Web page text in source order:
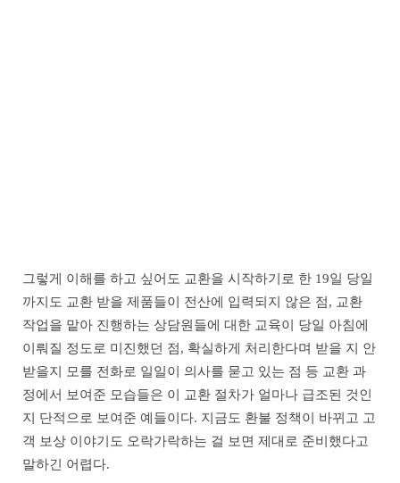
그렇게 이해를 하고 싶어도 교환을 시작하기로 한 19일 당일
까지도 교환 받을 제품들이 전산에 입력되지 않은 점, 교환
작업을 맡아 진행하는 상담원들에 대한 교육이 당일 아침에
이뤄질 정도로 미진했던 점, 확실하게 처리한다며 받을 지 안
받을지 모를 전화로 일일이 의사를 묻고 있는 점 등 교환 과
정에서 보여준 모습들은 이 교환 절차가 얼마나 급조된 것인
지 단적으로 보여준 예들이다. 지금도 환불 정책이 바뀌고 고
객 보상 이야기도 오락가락하는 걸 보면 제대로 준비했다고
말하긴 어렵다.